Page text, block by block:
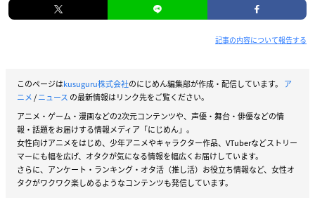
記事の内容について報告する
このページはkusuguru株式会社のにじめん編集部が作成・配信しています。 ア
ニメ/ニュース の最新情報はリンク先をご覧ください。
アニメ・ゲーム・漫画などの2次元コンテンツや、声優・舞台・俳優などの情
報・話題をお届けする情報メディア「にじめん」。
女性向けアニメをはじめ、少年アニメやキャラクター作品、VTuberなどストリー
マーにも幅を広げ、オタクが気になる情報を幅広くお届けしています。
さらに、アンケート・ランキング・オタ活（推し活）お役立ち情報など、女性オ
タクがワクワク楽しめるようなコンテンツも発信しています。